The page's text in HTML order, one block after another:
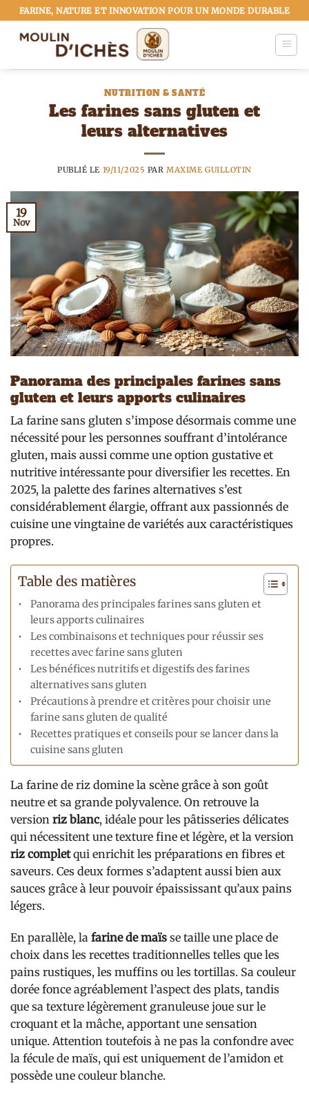
Passer
au
contenu
FARINE, NATURE ET INNOVATION POUR UN MONDE DURABLE
NUTRITION & SANTÉ
Les farines sans gluten et
leurs alternatives
PUBLIÉ LE 19/11/2025 PARMAXIME GUILLOTIN
19
Nov
Panorama des principales farines sans
gluten et leurs apports culinaires
La farine sans gluten s’impose désormais comme une
nécessité pour les personnes souffrant d’intolérance
gluten, mais aussi comme une option gustative et
nutritive intéressante pour diversifier les recettes. En
2025, la palette des farines alternatives s’est
considérablement élargie, offrant aux passionnés de
cuisine une vingtaine de variétés aux caractéristiques
propres.
Table des matières
Panorama des principales farines sans gluten et
leurs apports culinaires
Les combinaisons et techniques pour réussir ses
recettes avec farine sans gluten
Les bénéfices nutritifs et digestifs des farines
alternatives sans gluten
Précautions à prendre et critères pour choisir une
farine sans gluten de qualité
Recettes pratiques et conseils pour se lancer dans la
cuisine sans gluten
La farine de riz domine la scène grâce à son goût
neutre et sa grande polyvalence. On retrouve la
version riz blanc, idéale pour les pâtisseries délicates
qui nécessitent une texture fine et légère, et la version
riz completqui enrichit les préparations en fibres et
saveurs. Ces deux formes s’adaptent aussi bien aux
sauces grâce à leur pouvoir épaississant qu’aux pains
légers.
En parallèle, la farine de maïs se taille une place de
choix dans les recettes traditionnelles telles que les
pains rustiques, les muffins ou les tortillas. Sa couleur
dorée fonce agréablement l’aspect des plats, tandis
que sa texture légèrement granuleuse joue sur le
croquant et la mâche, apportant une sensation
unique. Attention toutefois à ne pas la confondre avec
la fécule de maïs, qui est uniquement de l’amidon et
possède une couleur blanche.